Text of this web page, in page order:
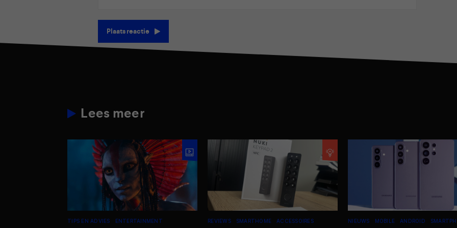
Plaats reactie
Lees meer
TIPS EN ADVIES ENTERTAINMENT REVIEWS SMARTHOME ACCESSOIRES NIEUWS MOBILE ANDROID